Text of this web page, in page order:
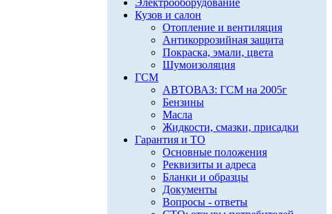
Электрооборудование
Кузов и салон
Отопление и вентиляция
Антикоррозийная защита
Покраска, эмали, цвета
Шумоизоляция
ГСМ
АВТОВАЗ: ГСМ на 2005г
Бензины
Масла
Жидкости, смазки, присадки
Гарантия и ТО
Основные положения
Реквизиты и адреса
Бланки и образцы
Документы
Вопросы - ответы